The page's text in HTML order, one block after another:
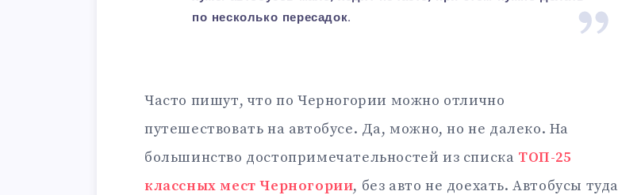
по несколько пересадок.
Часто пишут, что по Черногории можно отлично
путешествовать на автобусе. Да, можно, но не далеко. На
большинство достопримечательностей из списка ТОП-25
классных мест Черногории, без авто не доехать. Автобусы туда